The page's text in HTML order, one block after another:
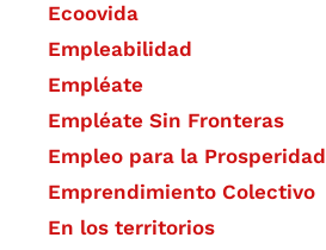
Ecoovida
Empleabilidad
Empléate
Empléate Sin Fronteras
Empleo para la Prosperidad
Emprendimiento Colectivo
En los territorios